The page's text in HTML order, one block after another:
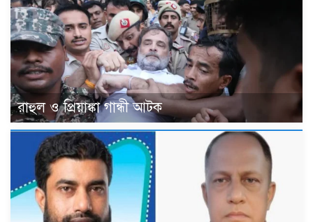
রাহুল ও প্রিয়াঙ্কা গান্ধী আটক